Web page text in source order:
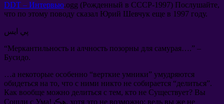
DDT – Интервью.ogg (Рожденный в СССР-1997) Послушайте,
что по этому поводу сказал Юрий Шевчук еще в 1997 году.
پي ايس
“Меркантильность и алчность позорны для самурая….” –
Бусидо.
…а некоторые особенно “верткие умники” умудряются
обидеться на то, что с ними никто не собирается “делиться”.
Как вообще можно делиться с тем, кто не Существует? Вы
Сошли с Ума
! هڪ, хотя это не возможно: ведь вы же не